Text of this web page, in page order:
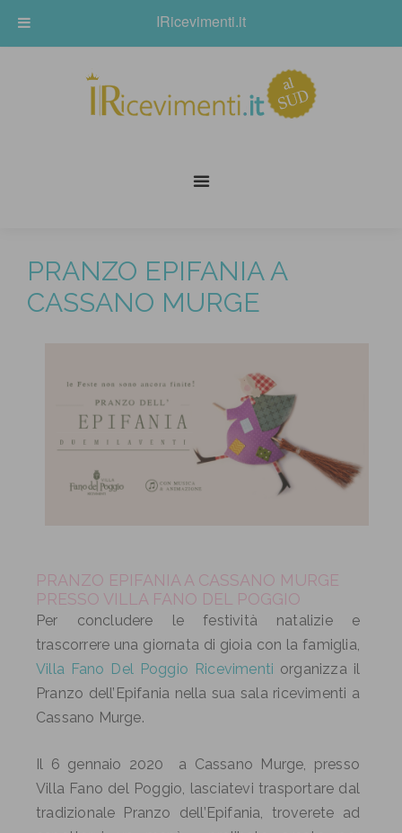
PRANZO EPIFANIA A
CASSANO MURGE
PRANZO EPIFANIA A CASSANO MURGE
PRESSO VILLA FANO DEL POGGIO
Per concludere le festività natalizie e
trascorrere una giornata di gioia con la famiglia,
Villa Fano Del Poggio Ricevimenti organizza il
Pranzo dell’Epifania nella sua sala ricevimenti a
Cassano Murge.
Il 6 gennaio 2020 a Cassano Murge, presso
Villa Fano del Poggio, lasciatevi trasportare dal
tradizionale Pranzo dell’Epifania, troverete ad
IRicevimenti.it